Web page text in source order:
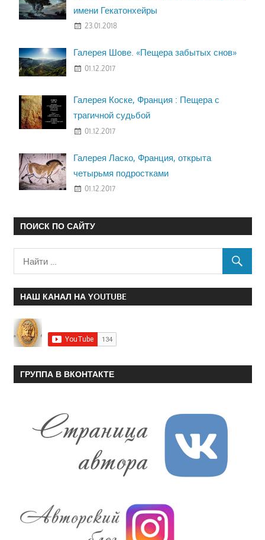
имени Гекатонхейры
23.01.2018
Галерея Шове. «Пещера забытых снов»
01.12.2017
Галерея Коске, Франция : Пещера с
трагичной судьбой
01.12.2017
Галерея Ласко, Франция, открыта
четырьмя подростками
01.12.2017
ПОИСК ПО САЙТУ
НАШ КАНАЛ НА YOUTUBE
ГРУППА В ВКОНТАКТЕ